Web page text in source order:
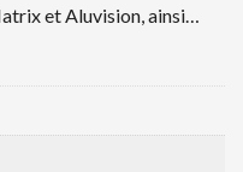
et Aluvision, ainsi…